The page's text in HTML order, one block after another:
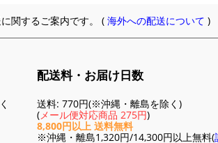
関するご案内です。 (海外への配送について )
配送料・お届け日数
送料: 770円(※沖縄・離島を除く)
(メール便対応商品 275円)
8,800円以上 送料無料
※沖縄・離島1,320円/14,300円以上無料(